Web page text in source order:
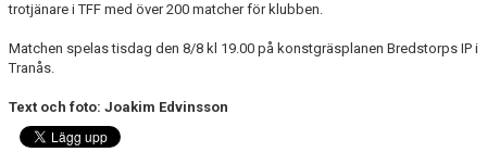
trotjänare i TFF med över 200 matcher för klubben.
Matchen spelas tisdag den 8/8 kl 19.00 på konstgräsplanen Bredstorps IP i
Tranås.
Text och foto: Joakim Edvinsson